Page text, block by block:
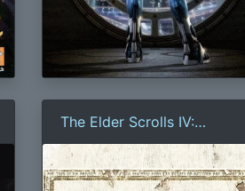
The Elder Scrolls IV:
Oblivion